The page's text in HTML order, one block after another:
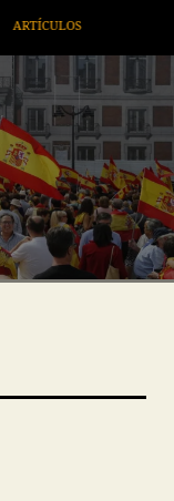
ARTE /